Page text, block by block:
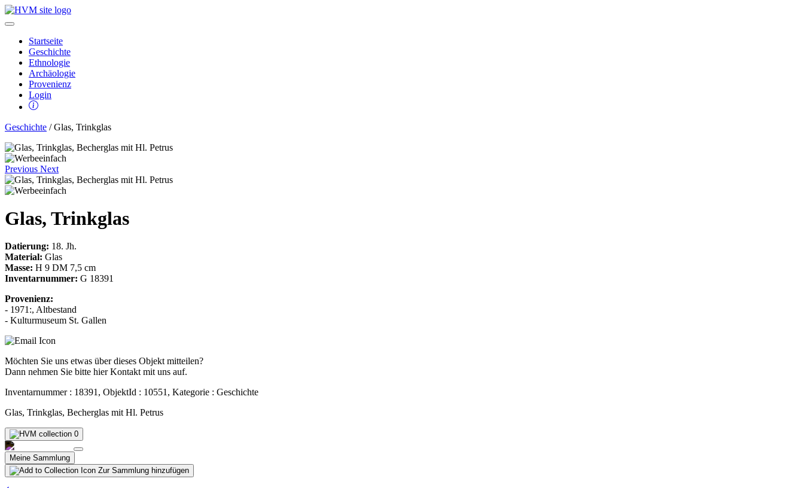
Startseite
Geschichte
Ethnologie
Archäologie
Provenienz
Login
Geschichte / Glas, Trinkglas
Previous Next
Glas, Trinkglas
Datierung: 18. Jh.
Material: Glas
Masse: H 9 DM 7,5 cm
Inventarnummer: G 18391
Provenienz:
- 1971:, Altbestand
- Kulturmuseum St. Gallen
Möchten Sie uns etwas über dieses Objekt mitteilen?
Dann nehmen Sie bitte hier Kontakt mit uns auf.
Inventarnummer : 18391, ObjektId : 10551, Kategorie : Geschichte
Glas, Trinkglas, Becherglas mit Hl. Petrus
0
Meine Sammlung
Zur Sammlung hinzufügen